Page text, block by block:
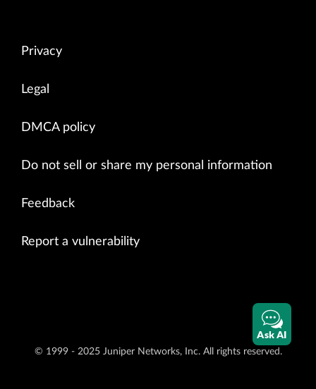
Privacy
Legal
DMCA policy
Do not sell or share my personal information
Feedback
Report a vulnerability
© 1999 - 2025 Juniper Networks, Inc. All rights reserved.
Ask AI